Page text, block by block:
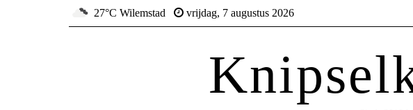
27°C Wilemstad vrijdag, 7 augustus 2026